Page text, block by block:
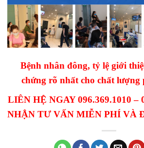
Bệnh nhân đông, tỷ lệ giới
chứng rõ nhất cho chất lượng
LIÊN HỆ NGAY 096.369.1010 –
NHẬN TƯ VẤN MIỄN PHÍ VÀ